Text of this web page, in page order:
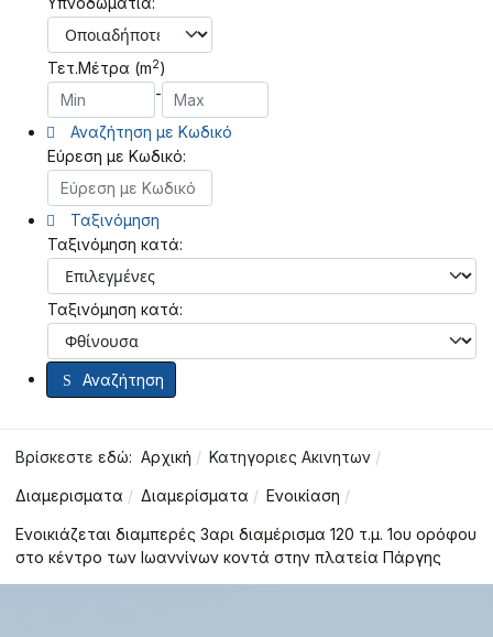
Τετ.Μέτρα (m2)
-
Αναζήτηση με Κωδικό
Εύρεση με Κωδικό:
Ταξινόμηση
Ταξινόμηση κατά:
Ταξινόμηση κατά:
Αναζήτηση
Βρίσκεστε εδώ: Αρχική Κατηγοριες Ακινητων
Διαμερισματα Διαμερίσματα Ενοικίαση
Ενοικιάζεται διαμπερές 3αρι διαμέρισμα 120 τ.μ. 1ου ορόφου
στο κέντρο των Ιωαννίνων κοντά στην πλατεία Πάργης